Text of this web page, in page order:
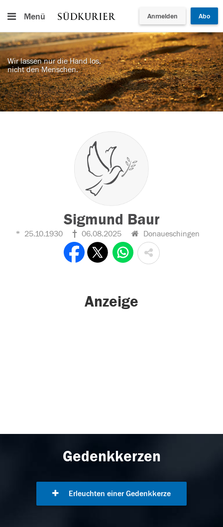
Menü Anmelden Abo
Wir lassen nur die Hand los,
nicht den Menschen.
Sigmund Baur
25.10.1930 06.08.2025 Donaueschingen
Anzeige
Gedenkkerzen
Erleuchten einer Gedenkkerze